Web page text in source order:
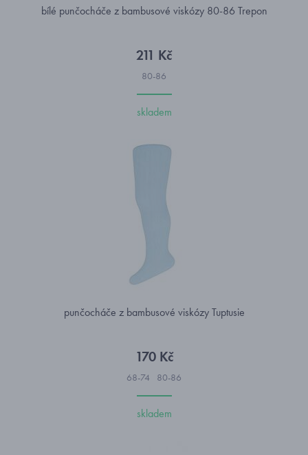
bílé punčocháče z bambusové viskózy 80-86 Trepon
211 Kč
80-86
skladem
punčocháče z bambusové viskózy Tuptusie
170 Kč
68-74 80-86
skladem